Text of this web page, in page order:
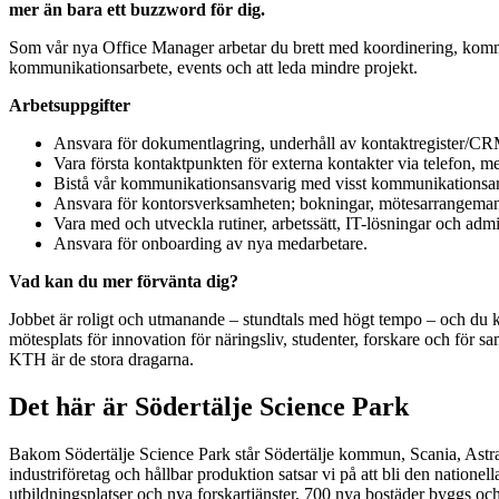
mer än bara ett buzzword för dig.
Som vår nya Office Manager arbetar du brett med koordinering,
kommunikationsarbete, events och att leda mindre projekt.
Arbetsuppgifter
Ansvara för dokumentlagring, underhåll av kontaktregister/
Vara första kontaktpunkten för externa kontakter via telefon,
Bistå vår kommunikationsansvarig med visst
Ansvara för kontorsverksamheten; bokningar,
Vara med och utveckla rutiner, arbetssätt, IT-lösningar och
Ansvara för onboarding av nya medarbetare.
Vad kan du mer förvänta dig?
Jobbet är roligt och utmanande – stundtals med högt tempo – och
mötesplats för innovation för näringsliv, studenter, forskare och för
KTH är de stora dragarna.
­Det här är Södertälje Science Park
Bakom Södertälje Science Park står Södertälje kommun, Scania,
industriföretag och hållbar produktion satsar vi på att bli den
utbildningsplatser och nya forskartjänster, 700 nya bostäder byggs